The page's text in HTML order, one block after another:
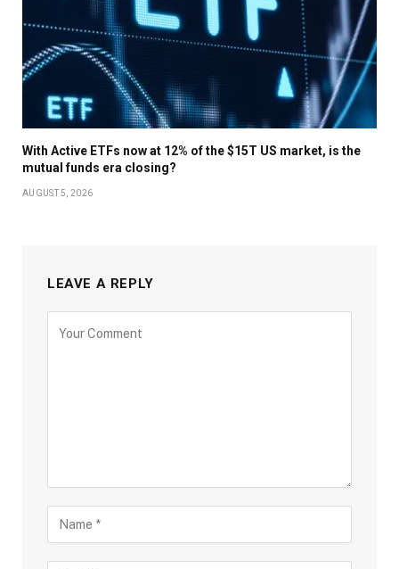
With Active ETFs now at 12% of the $15T US market, is the
mutual funds era closing?
AUGUST 5, 2026
LEAVE A REPLY